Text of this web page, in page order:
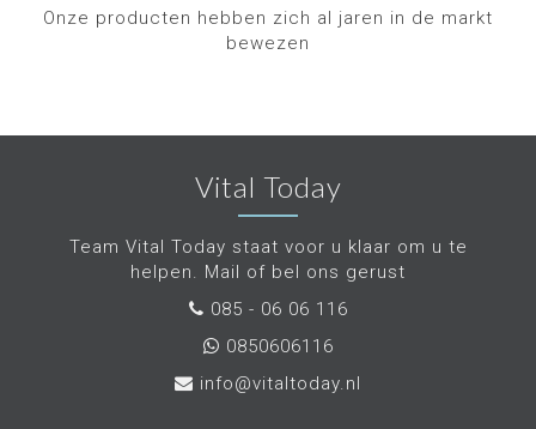
Onze producten hebben zich al jaren in de markt
bewezen
Vital Today
Team Vital Today staat voor u klaar om u te
helpen. Mail of bel ons gerust
085 - 06 06 116
0850606116
info@vitaltoday.nl